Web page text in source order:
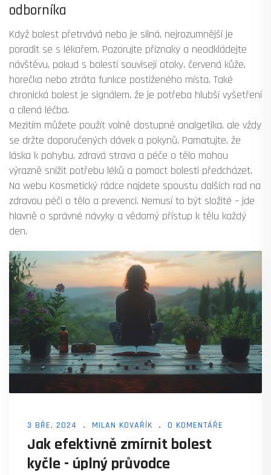
odborníka
Když bolest přetrvává nebo je silná, nejrozumnější je
poradit se s lékařem. Pozorujte příznaky a neodkládejte
návštěvu, pokud s bolestí souvisejí otoky, červená kůže,
horečka nebo ztráta funkce postiženého místa. Také
chronická bolest je signálem, že je potřeba hlubší vyšetření
a cílená léčba.
Mezitím můžete použít volně dostupné analgetika, ale vždy
se držte doporučených dávek a pokynů. Pamatujte, že
láska k pohybu, zdravá strava a péče o tělo mohou
výrazně snížit potřebu léků a pomoct bolesti předcházet.
Na webu Kosmetický rádce najdete spoustu dalších rad na
zdravou péči o tělo a prevenci. Nemusí to být složité – jde
hlavně o správné návyky a vědomý přístup k tělu každý
den.
3 BŘE, 2024 MILAN KOVAŘÍK 0 KOMENTÁŘE
Jak efektivně zmírnit bolest
kyčle - úplný průvodce